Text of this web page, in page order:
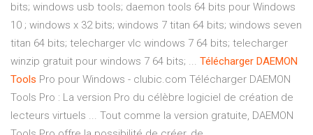
bits; windows usb tools; daemon tools 64 bits pour Windows
10 ; windows x 32 bits; windows 7 titan 64 bits; windows seven
titan 64 bits; telecharger vlc windows 7 64 bits; telecharger
winzip gratuit pour windows 7 64 bits; ... Télécharger DAEMON
Tools Pro pour Windows - clubic.com Télécharger DAEMON
Tools Pro : La version Pro du célèbre logiciel de création de
lecteurs virtuels ... Tout comme la version gratuite, DAEMON